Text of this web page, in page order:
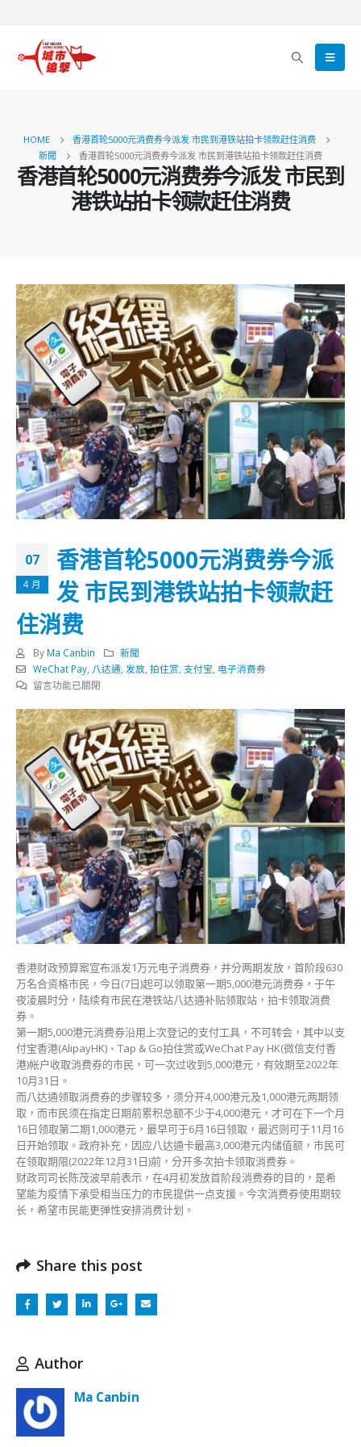
HOME
香港首轮5000元消费券今派发 市民到港铁站拍卡领款赶住消费
新聞
香港首轮5000元消费券今派发 市民到港铁站拍卡领款赶住消费
香港首轮5000元消费券今派发 市民到
港铁站拍卡领款赶住消费
07
4 月
香港首轮5000元消费券今派
发 市民到港铁站拍卡领款赶
住消费
By Ma Canbin
新聞
WeChat Pay, 八达通 发放, 拍住赏 支付宝 电子消费券
在
港
首
轮
5000
元
消
费
券
今
派
发
市
民
到
港
站
拍
卡
款
赶
住
消
费〉
中
留言功能已關閉
香港财政预算案宣布派发1万元电子消费券，并分两期发放，首阶段630
万名合资格市民，今日(7日)起可以领取第一期5,000港元消费券，于午
夜凌晨时分，陆续有市民在港铁站八达通补贴领取站，拍卡领取消费
券。
第一期5,000港元消费券沿用上次登记的支付工具，不可转会，其中以支
付宝香港(AlipayHK)、Tap & Go拍住赏或WeChat Pay HK(微信支付香
港)帐户收取消费券的市民，可一次过收到5,000港元，有效期至2022年
10月31日。
而八达通领取消费券的步骤较多，须分开4,000港元及1,000港元两期领
取，而市民须在指定日期前累积总额不少于4,000港元，才可在下一个月
16日领取第二期1,000港元，最早可于6月16日领取，最迟则可于11月16
日开始领取。政府补充，因应八达通卡最高3,000港元内储值额，市民可
在领取期限(2022年12月31日)前，分开多次拍卡领取消费券。
财政司司长陈茂波早前表示，在4月初发放首阶段消费券的目的，是希
望能为疫情下承受相当压力的市民提供一点支援。今次消费券使用期较
长，希望市民能更弹性安排消费计划。
Share this post
Author
Ma Canbin